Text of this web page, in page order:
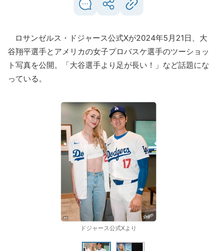
ロサンゼルス・ドジャース公式Xが2024年5月21日、大
谷翔平選手とアメリカの女子プロバスケ選手のツーショッ
ト写真を公開。「大谷選手より足が長い！」など話題にな
っている。
ドジャース公式Xより